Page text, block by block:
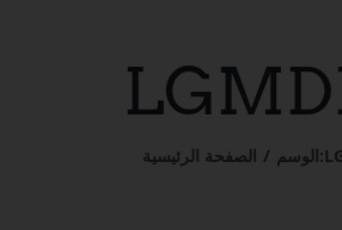
الصفحة الرئيسية الوسم: